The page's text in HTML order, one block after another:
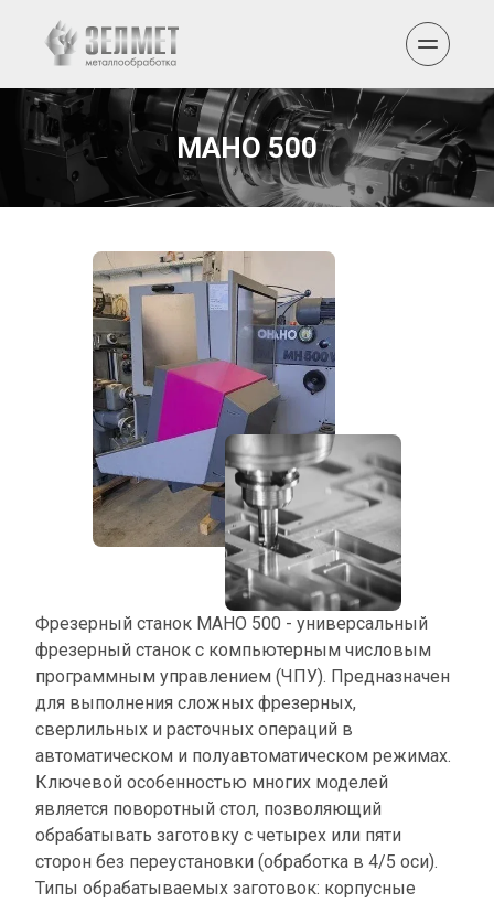
MAHO 500
Фрезерный станок MAHO 500 - универсальный
фрезерный станок с компьютерным числовым
программным управлением (ЧПУ). Предназначен
для выполнения сложных фрезерных,
сверлильных и расточных операций в
автоматическом и полуавтоматическом режимах.
Ключевой особенностью многих моделей
является поворотный стол, позволяющий
обрабатывать заготовку с четырех или пяти
сторон без переустановки (обработка в 4/5 оси).
Типы обрабатываемых заготовок: корпусные